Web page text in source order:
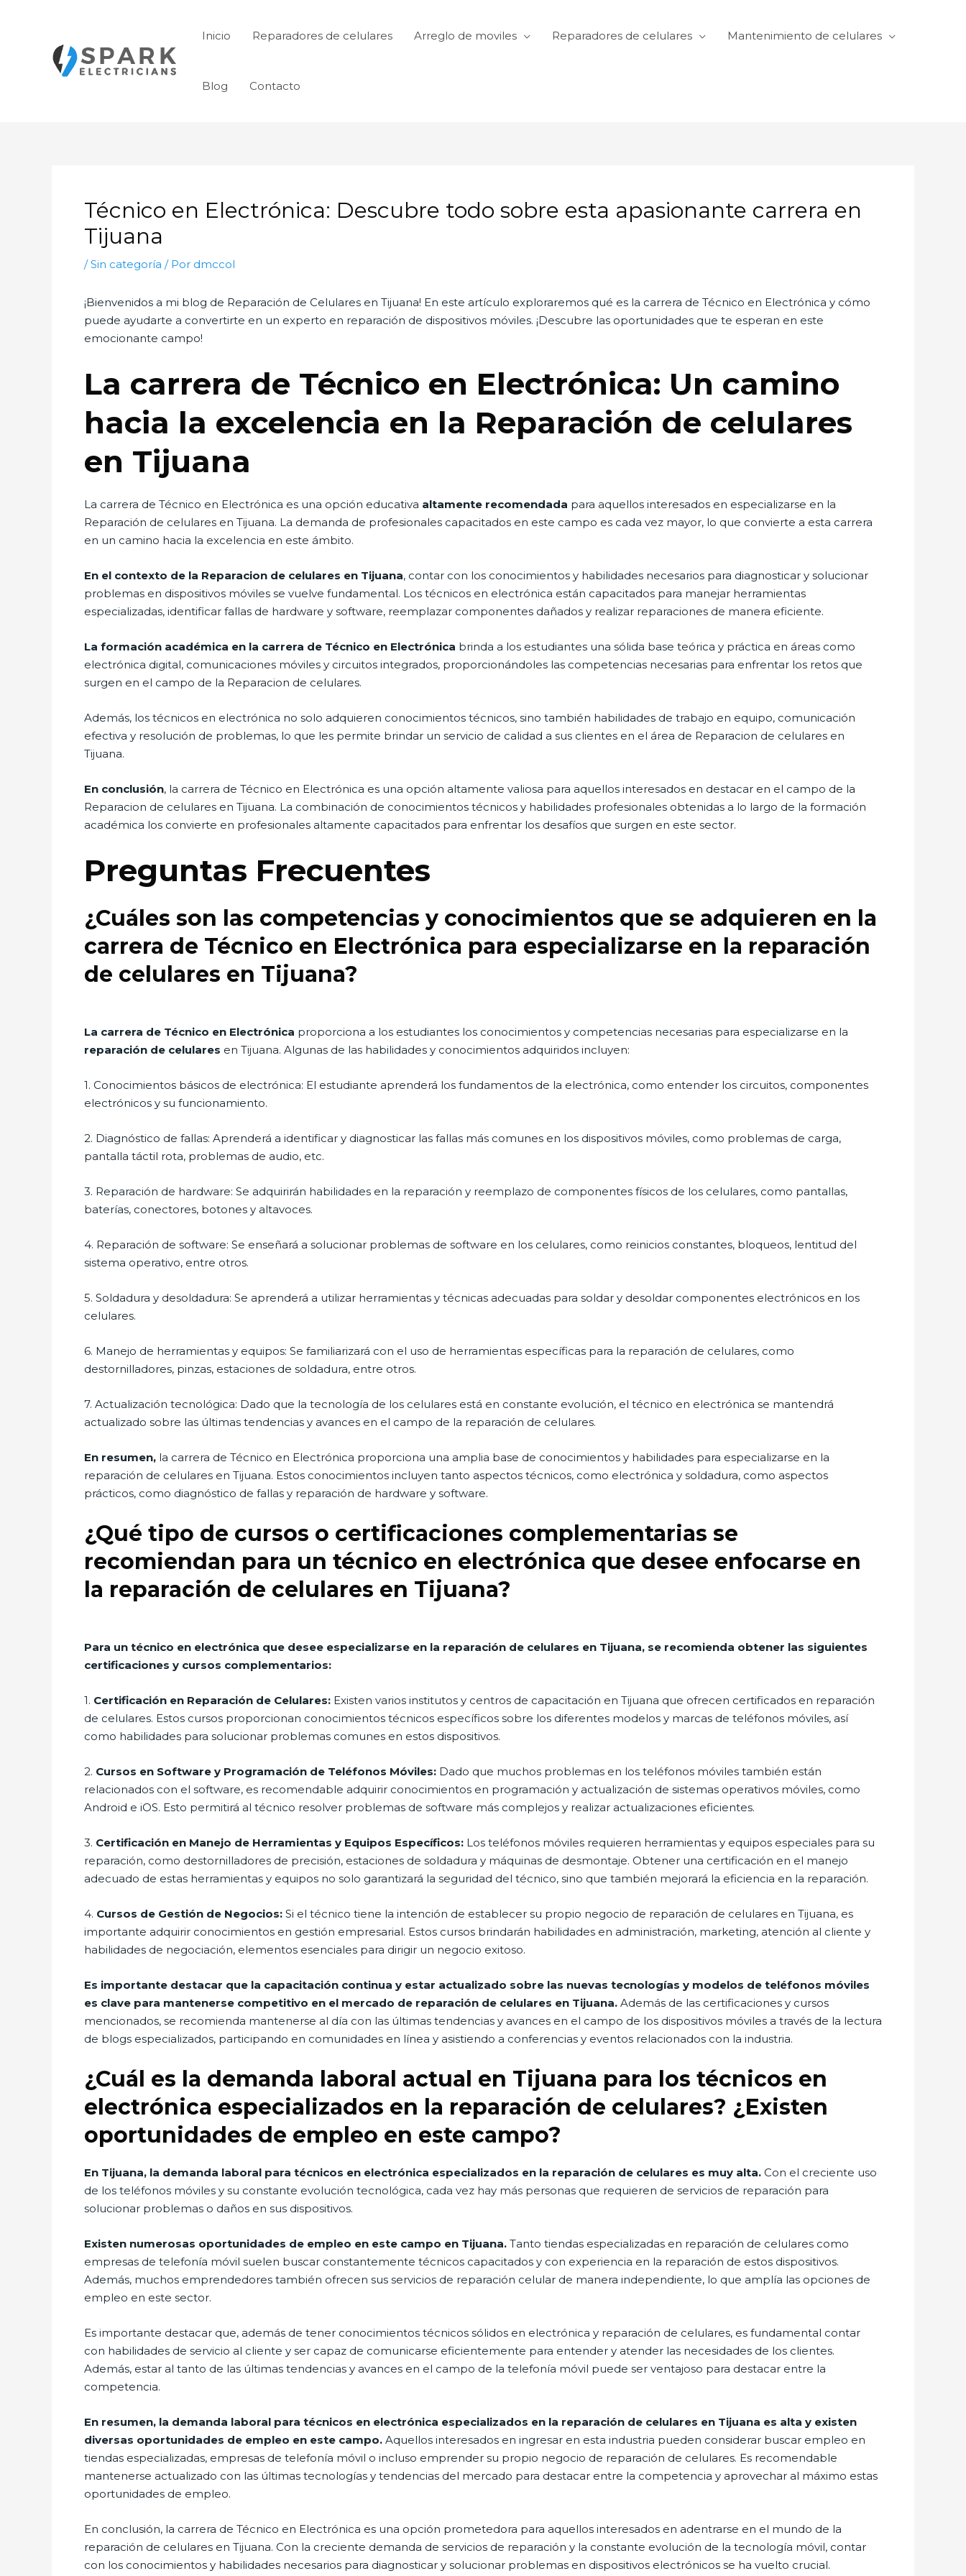
Inicio Reparadores de celulares Arreglo de moviles Reparadores de celulares Mantenimiento de celulares
Blog Contacto
Técnico en Electrónica: Descubre todo sobre esta apasionante carrera en
Tijuana
/Sin categoría / Por dmccol
¡Bienvenidos a mi blog de Reparación de Celulares en Tijuana! En este artículo exploraremos qué es la carrera de Técnico en Electrónica y cómo
puede ayudarte a convertirte en un experto en reparación de dispositivos móviles. ¡Descubre las oportunidades que te esperan en este
emocionante campo!
La carrera de Técnico en Electrónica: Un camino
hacia la excelencia en la Reparación de celulares
en Tijuana
La carrera de Técnico en Electrónica es una opción educativa altamente recomendada para aquellos interesados en especializarse en la
Reparación de celulares en Tijuana. La demanda de profesionales capacitados en este campo es cada vez mayor, lo que convierte a esta carrera
en un camino hacia la excelencia en este ámbito.
En el contexto de la Reparacion de celulares en Tijuana, contar con los conocimientos y habilidades necesarios para diagnosticar y solucionar
problemas en dispositivos móviles se vuelve fundamental. Los técnicos en electrónica están capacitados para manejar herramientas
especializadas, identificar fallas de hardware y software, reemplazar componentes dañados y realizar reparaciones de manera eficiente.
La formación académica en la carrera de Técnico en Electrónica brinda a los estudiantes una sólida base teórica y práctica en áreas como
electrónica digital, comunicaciones móviles y circuitos integrados, proporcionándoles las competencias necesarias para enfrentar los retos que
surgen en el campo de la Reparacion de celulares.
Además, los técnicos en electrónica no solo adquieren conocimientos técnicos, sino también habilidades de trabajo en equipo, comunicación
efectiva y resolución de problemas, lo que les permite brindar un servicio de calidad a sus clientes en el área de Reparacion de celulares en
Tijuana.
En conclusión, la carrera de Técnico en Electrónica es una opción altamente valiosa para aquellos interesados en destacar en el campo de la
Reparacion de celulares en Tijuana. La combinación de conocimientos técnicos y habilidades profesionales obtenidas a lo largo de la formación
académica los convierte en profesionales altamente capacitados para enfrentar los desafíos que surgen en este sector.
Preguntas Frecuentes
¿Cuáles son las competencias y conocimientos que se adquieren en la
carrera de Técnico en Electrónica para especializarse en la reparación
de celulares en Tijuana?
La carrera de Técnico en Electrónica proporciona a los estudiantes los conocimientos y competencias necesarias para especializarse en la
reparación de celulares en Tijuana. Algunas de las habilidades y conocimientos adquiridos incluyen:
1. Conocimientos básicos de electrónica: El estudiante aprenderá los fundamentos de la electrónica, como entender los circuitos, componentes
electrónicos y su funcionamiento.
2. Diagnóstico de fallas: Aprenderá a identificar y diagnosticar las fallas más comunes en los dispositivos móviles, como problemas de carga,
pantalla táctil rota, problemas de audio, etc.
3. Reparación de hardware: Se adquirirán habilidades en la reparación y reemplazo de componentes físicos de los celulares, como pantallas,
baterías, conectores, botones y altavoces.
4. Reparación de software: Se enseñará a solucionar problemas de software en los celulares, como reinicios constantes, bloqueos, lentitud del
sistema operativo, entre otros.
5. Soldadura y desoldadura: Se aprenderá a utilizar herramientas y técnicas adecuadas para soldar y desoldar componentes electrónicos en los
celulares.
6. Manejo de herramientas y equipos: Se familiarizará con el uso de herramientas específicas para la reparación de celulares, como
destornilladores, pinzas, estaciones de soldadura, entre otros.
7. Actualización tecnológica: Dado que la tecnología de los celulares está en constante evolución, el técnico en electrónica se mantendrá
actualizado sobre las últimas tendencias y avances en el campo de la reparación de celulares.
En resumen, la carrera de Técnico en Electrónica proporciona una amplia base de conocimientos y habilidades para especializarse en la
reparación de celulares en Tijuana. Estos conocimientos incluyen tanto aspectos técnicos, como electrónica y soldadura, como aspectos
prácticos, como diagnóstico de fallas y reparación de hardware y software.
¿Qué tipo de cursos o certificaciones complementarias se
recomiendan para un técnico en electrónica que desee enfocarse en
la reparación de celulares en Tijuana?
Para un técnico en electrónica que desee especializarse en la reparación de celulares en Tijuana, se recomienda obtener las siguientes
certificaciones y cursos complementarios:
1. Certificación en Reparación de Celulares: Existen varios institutos y centros de capacitación en Tijuana que ofrecen certificados en reparación
de celulares. Estos cursos proporcionan conocimientos técnicos específicos sobre los diferentes modelos y marcas de teléfonos móviles, así
como habilidades para solucionar problemas comunes en estos dispositivos.
2. Cursos en Software y Programación de Teléfonos Móviles: Dado que muchos problemas en los teléfonos móviles también están
relacionados con el software, es recomendable adquirir conocimientos en programación y actualización de sistemas operativos móviles, como
Android e iOS. Esto permitirá al técnico resolver problemas de software más complejos y realizar actualizaciones eficientes.
3. Certificación en Manejo de Herramientas y Equipos Específicos: Los teléfonos móviles requieren herramientas y equipos especiales para su
reparación, como destornilladores de precisión, estaciones de soldadura y máquinas de desmontaje. Obtener una certificación en el manejo
adecuado de estas herramientas y equipos no solo garantizará la seguridad del técnico, sino que también mejorará la eficiencia en la reparación.
4. Cursos de Gestión de Negocios: Si el técnico tiene la intención de establecer su propio negocio de reparación de celulares en Tijuana, es
importante adquirir conocimientos en gestión empresarial. Estos cursos brindarán habilidades en administración, marketing, atención al cliente y
habilidades de negociación, elementos esenciales para dirigir un negocio exitoso.
Es importante destacar que la capacitación continua y estar actualizado sobre las nuevas tecnologías y modelos de teléfonos móviles
es clave para mantenerse competitivo en el mercado de reparación de celulares en Tijuana. Además de las certificaciones y cursos
mencionados, se recomienda mantenerse al día con las últimas tendencias y avances en el campo de los dispositivos móviles a través de la lectura
de blogs especializados, participando en comunidades en línea y asistiendo a conferencias y eventos relacionados con la industria.
¿Cuál es la demanda laboral actual en Tijuana para los técnicos en
electrónica especializados en la reparación de celulares? ¿Existen
oportunidades de empleo en este campo?
En Tijuana, la demanda laboral para técnicos en electrónica especializados en la reparación de celulares es muy alta. Con el creciente uso
de los teléfonos móviles y su constante evolución tecnológica, cada vez hay más personas que requieren de servicios de reparación para
solucionar problemas o daños en sus dispositivos.
Existen numerosas oportunidades de empleo en este campo en Tijuana. Tanto tiendas especializadas en reparación de celulares como
empresas de telefonía móvil suelen buscar constantemente técnicos capacitados y con experiencia en la reparación de estos dispositivos.
Además, muchos emprendedores también ofrecen sus servicios de reparación celular de manera independiente, lo que amplía las opciones de
empleo en este sector.
Es importante destacar que, además de tener conocimientos técnicos sólidos en electrónica y reparación de celulares, es fundamental contar
con habilidades de servicio al cliente y ser capaz de comunicarse eficientemente para entender y atender las necesidades de los clientes.
Además, estar al tanto de las últimas tendencias y avances en el campo de la telefonía móvil puede ser ventajoso para destacar entre la
competencia.
En resumen, la demanda laboral para técnicos en electrónica especializados en la reparación de celulares en Tijuana es alta y existen
diversas oportunidades de empleo en este campo. Aquellos interesados en ingresar en esta industria pueden considerar buscar empleo en
tiendas especializadas, empresas de telefonía móvil o incluso emprender su propio negocio de reparación de celulares. Es recomendable
mantenerse actualizado con las últimas tecnologías y tendencias del mercado para destacar entre la competencia y aprovechar al máximo estas
oportunidades de empleo.
En conclusión, la carrera de Técnico en Electrónica es una opción prometedora para aquellos interesados en adentrarse en el mundo de la
reparación de celulares en Tijuana. Con la creciente demanda de servicios de reparación y la constante evolución de la tecnología móvil, contar
con los conocimientos y habilidades necesarios para diagnosticar y solucionar problemas en dispositivos electrónicos se ha vuelto crucial.
entradas